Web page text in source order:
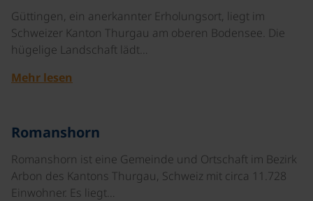
Güttingen, ein anerkannter Erholungsort, liegt im
Schweizer Kanton Thurgau am oberen Bodensee. Die
hügelige Landschaft lädt…
Mehr lesen
Romanshorn
Romanshorn ist eine Gemeinde und Ortschaft im Bezirk
Arbon des Kantons Thurgau, Schweiz mit circa 11.728
Einwohner. Es liegt…